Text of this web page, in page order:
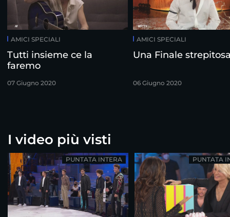
AMICI SPECIALI
Tutti insieme ce la
faremo
07 Giugno 2020
AMICI SPECIALI
Una Finale
06 Giugno 2020
I video più visti
PUNTATA INTERA PUNTATA